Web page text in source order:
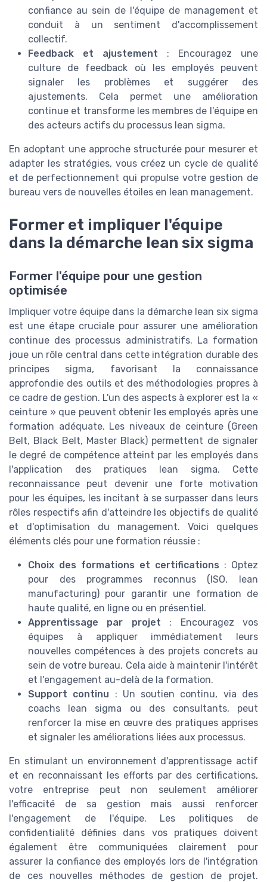
confiance au sein de l'équipe de management et
conduit à un sentiment d'accomplissement
collectif.
Feedback et ajustement : Encouragez une
culture de feedback où les employés peuvent
signaler les problèmes et suggérer des
ajustements. Cela permet une amélioration
continue et transforme les membres de l'équipe en
des acteurs actifs du processus lean sigma.
En adoptant une approche structurée pour mesurer et
adapter les stratégies, vous créez un cycle de qualité
et de perfectionnement qui propulse votre gestion de
bureau vers de nouvelles étoiles en lean management.
Former et impliquer l'équipe
dans la démarche lean six sigma
Former l'équipe pour une gestion
optimisée
Impliquer votre équipe dans la démarche lean six sigma
est une étape cruciale pour assurer une amélioration
continue des processus administratifs. La formation
joue un rôle central dans cette intégration durable des
principes sigma, favorisant la connaissance
approfondie des outils et des méthodologies propres à
ce cadre de gestion. L'un des aspects à explorer est la «
ceinture » que peuvent obtenir les employés après une
formation adéquate. Les niveaux de ceinture (Green
Belt, Black Belt, Master Black) permettent de signaler
le degré de compétence atteint par les employés dans
l'application des pratiques lean sigma. Cette
reconnaissance peut devenir une forte motivation
pour les équipes, les incitant à se surpasser dans leurs
rôles respectifs afin d'atteindre les objectifs de qualité
et d'optimisation du management. Voici quelques
éléments clés pour une formation réussie :
Choix des formations et certifications : Optez
pour des programmes reconnus (ISO, lean
manufacturing) pour garantir une formation de
haute qualité, en ligne ou en présentiel.
Apprentissage par projet : Encouragez vos
équipes à appliquer immédiatement leurs
nouvelles compétences à des projets concrets au
sein de votre bureau. Cela aide à maintenir l'intérêt
et l'engagement au-delà de la formation.
Support continu : Un soutien continu, via des
coachs lean sigma ou des consultants, peut
renforcer la mise en œuvre des pratiques apprises
et signaler les améliorations liées aux processus.
En stimulant un environnement d'apprentissage actif
et en reconnaissant les efforts par des certifications,
votre entreprise peut non seulement améliorer
l'efficacité de sa gestion mais aussi renforcer
l'engagement de l'équipe. Les politiques de
confidentialité définies dans vos pratiques doivent
également être communiquées clairement pour
assurer la confiance des employés lors de l'intégration
de ces nouvelles méthodes de gestion de projet.